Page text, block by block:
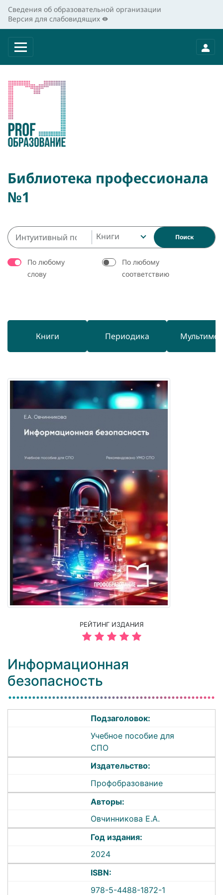
Сведения об образовательной организации
Версия для слабовидящих
Библиотека профессионала
№1
Книги Поиск
По любому
слову
По любому
соответствию
Книги Периодика
РЕЙТИНГ ИЗДАНИЯ
Информационная
безопасность
Подзаголовок:
Учебное пособие для
СПО
Издательство:
Профобразование
Авторы:
Овчинникова Е.А.
Год издания:
2024
ISBN:
978-5-4488-1872-1